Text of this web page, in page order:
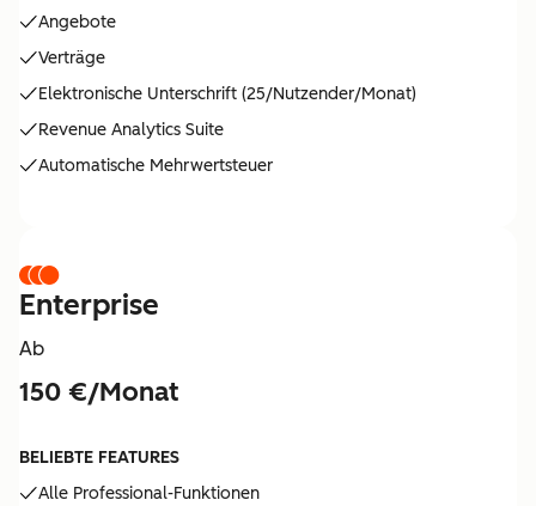
Angebote
Verträge
Elektronische Unterschrift (25/Nutzender/Monat)
Revenue Analytics Suite
Automatische Mehrwertsteuer
Enterprise
Ab
150 €/Monat
BELIEBTE FEATURES
Alle Professional-Funktionen